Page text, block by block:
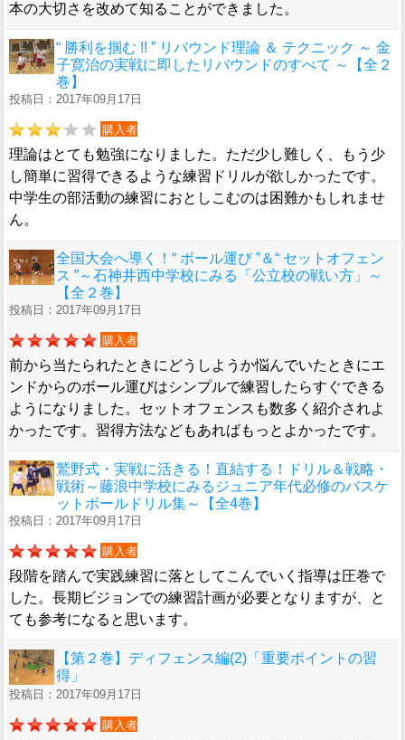
本の大切さを改めて知ることができました。
“ 勝利を掴む !! ” リバウンド理論 ＆ テクニック ～ 金
子寛治の実戦に即したリバウンドのすべて ～【全２
巻】
投稿日：2017年09月17日
購入者
理論はとても勉強になりました。ただ少し難しく、もう少
し簡単に習得できるような練習ドリルが欲しかったです。
中学生の部活動の練習におとしこむのは困難かもしれませ
ん。
全国大会へ導く！“ ボール運び ”＆“ セットオフェン
ス ”～石神井西中学校にみる「公立校の戦い方」～
【全２巻】
投稿日：2017年09月17日
購入者
前から当たられたときにどうしようか悩んでいたときにエ
ンドからのボール運びはシンプルで練習したらすぐできる
ようになりました。セットオフェンスも数多く紹介されよ
かったです。習得方法などもあればもっとよかったです。
鷲野式・実戦に活きる！直結する！ドリル＆戦略・
戦術～藤浪中学校にみるジュニア年代必修のバスケ
ットボールドリル集～【全4巻】
投稿日：2017年09月17日
購入者
段階を踏んで実践練習に落としてこんでいく指導は圧巻で
した。長期ビジョンでの練習計画が必要となりますが、と
ても参考になると思います。
【第２巻】ディフェンス編(2)「重要ポイントの習
得」
投稿日：2017年09月17日
購入者